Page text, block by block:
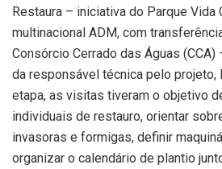
Restaura – iniciativa do Parque Vida
multinacional ADM, com
Consórcio Cerrado das Águas
da responsável técnica pelo projeto,
etapa, as visitas tiveram o objetivo
individuais de restauro, orientar
invasoras e formigas, definir
organizar o calendário de plantio